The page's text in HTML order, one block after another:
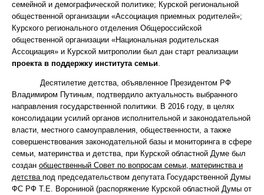
семейной и демографической политике; Курской региональной
общественной организации «Ассоциация приемных родителей»;
Курского регионального отделения Общероссийской
общественной организации «Национальная родительская
Ассоциация» и Курской митрополии был дан старт реализации
проекта в поддержку института семьи
Десятилетие детства, объявленное Президентом РФ
Владимиром Путиным, подтвердило актуальность выбранного
направления государственной политики. В 2016 году, в целях
консолидации усилий органов исполнительной и законодательной
власти, местного самоуправления, общественности, а также
совершенствования законодательной базы и мониторинга в сфере
семьи, материнства и детства, при Курской областной Думе был
создан общественный Совет по вопросам семьи, материнства и
детства под председательством депутата Государственной Думы
ФС РФ Т.Е. Ворониной (распоряжение Курской областной Думы от